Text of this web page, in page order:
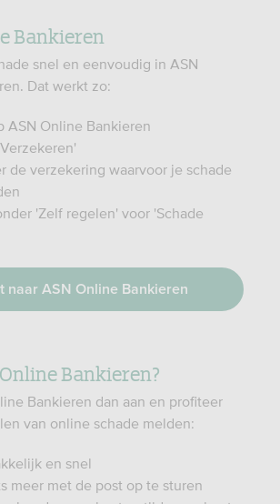
Bankieren
snel en eenvoudig in ASN
Dat werkt zo:
ASN Online Bankieren
de verzekering waarvoor je schade
'Zelf regelen' voor 'Schade
naar ASN Online Bankieren
Bankieren?
Bankieren dan aan en profiteer
van online schade melden:
en snel
meer met de post op te sturen